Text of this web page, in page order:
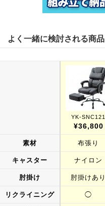
よく一緒に検討される商品
素材
キャスター
肘掛け
リクライニング
YK-SNC121
¥36,800
布張り
ナイロン
肘掛けあり
◯